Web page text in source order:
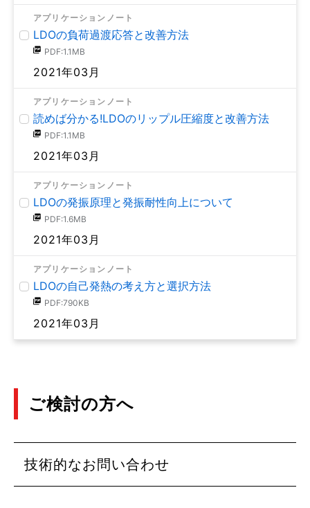
アプリケーションノート
LDOの負荷過渡応答と改善方法
PDF:1.1MB
2021年03月
アプリケーションノート
読めば分かる!LDOのリップル圧縮度と改善方法
PDF:1.1MB
2021年03月
アプリケーションノート
LDOの発振原理と発振耐性向上について
PDF:1.6MB
2021年03月
アプリケーションノート
LDOの自己発熱の考え方と選択方法
PDF:790KB
2021年03月
ご検討の方へ
技術的なお問い合わせ